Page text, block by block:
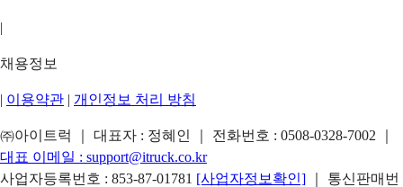
|
채용정보
| 이용약관 | 개인정보 처리 방침
㈜아이트럭 ｜ 대표자 : 정혜인 ｜ 전화번호 : 0508-0328-7002
대표 이메일 : support@itruck.co.kr
사업자등록번호 : 853-87-01781 [사업자정보확인]
｜ 통신판매번